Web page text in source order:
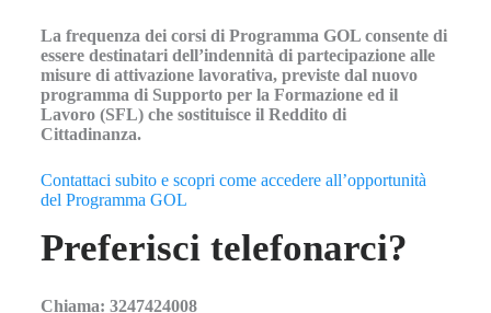
La frequenza dei corsi di Programma GOL consente di
essere destinatari dell’indennità di partecipazione alle
misure di attivazione lavorativa, previste dal nuovo
programma di Supporto per la Formazione ed il
Lavoro (SFL) che sostituisce il Reddito di
Cittadinanza.
Contattaci subito e scopri come accedere all’opportunità
del Programma GOL
Preferisci telefonarci?
Chiama: 3247424008